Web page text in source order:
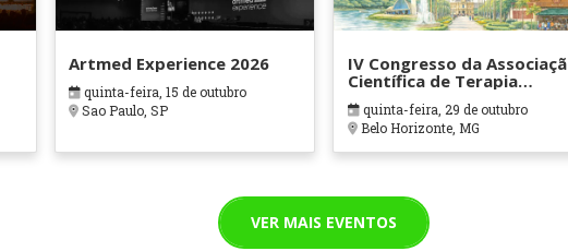
Artmed Experience 2026
quinta-feira, 15 de outubro
Sao Paulo, SP
IV Congresso da
Científica de Terapia
Ocupacional em
Hospitalares e Cuidados
Paliativos - ATOHOSP
quinta-feira, 29 de outubro
Belo Horizonte, MG
VER MAIS EVENTOS